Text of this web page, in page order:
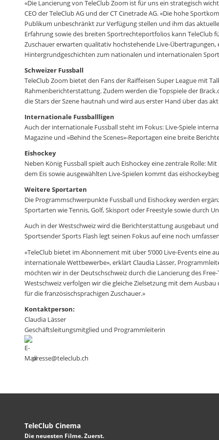
«Die Lancierung von TeleClub Zoom ist für uns ein strategisch
CEO der TeleClub AG und der CT Cinetrade AG. «Die hohe
Publikum unbeschränkt zur Verfügung stellen und ihm das
Erfahrung sowie des breiten Sportrechteportfolios kann TeleClub
Zuschauer erwarten qualitativ hochstehende Live-
Hintergrundgeschichten zum nationalen und internationalen
Schweizer Fussball
TeleClub Zoom bietet den Fans der Raiffeisen Super League mit
Rahmenberichterstattung. Zudem werden die Topspiele der
die Stars der Szene hautnah und wird aus erster Hand über das
Internationale Fussballligen
Auch der internationale Fussball steht im Fokus: Live-Spiele
Magazine und «Behind the Scenes»-Reportagen eine breite
Eishockey
Neben König Fussball spielt auch Eishockey eine zentrale Rolle:
dem Eis sowie ausgewählten Live-Spielen kommt das
Weitere Sportarten
Die Programmschwerpunkte Fussball und Eishockey werden
Sportarten wie Tennis, Golf, Skisport oder Freestyle sowie durch
Auch in der Westschweiz wird die Berichterstattung ausgebaut
Sportsender Sports Flash legt seinen Fokus auf eine noch
«TeleClub bietet im Abonnement mit über 5’000 Live-Events
internationale Wettbewerbe», erklärt Claudia Lässer,
möchten wir in der Deutschschweiz durch die Lancierung des
Westschweiz verfolgen wir die gleiche Zielsetzung mit dem
für die französischsprachigen Zuschauer.»
Kontaktperson:
Claudia Lässer
Geschäftsleitungsmitglied und Programmleiterin
presse@teleclub.ch
TeleClub Cinema
Die neuesten Filme. Zuerst.